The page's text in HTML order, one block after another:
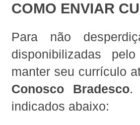
COMO ENVIAR
Para não
disponibilizadas
manter seu currículo
Conosco Bradesco.
indicados abaixo: